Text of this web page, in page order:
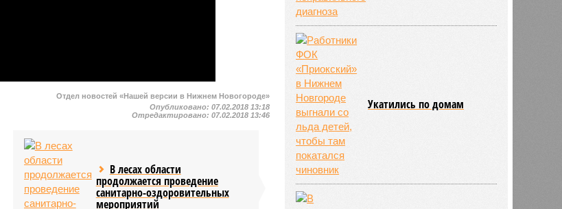
Отдел новостей «Нашей версии в Нижнем Новогороде»
Опубликовано:07.02.2018 13:18
Отредактировано:07.02.2018 13:46
В лесах области
продолжается проведение
санитарно-оздоровительных
мероприятий
Укатились по домам